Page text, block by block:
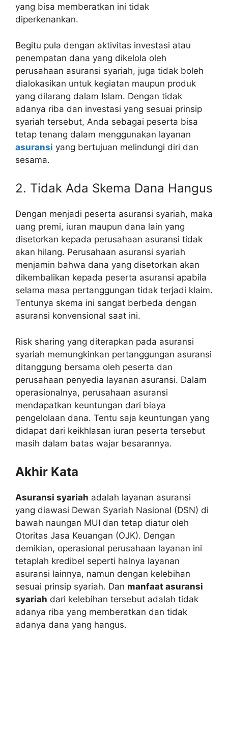
yang bisa memberatkan ini tidak
diperkenankan.
Begitu pula dengan aktivitas investasi atau
penempatan dana yang dikelola oleh
perusahaan asuransi syariah, juga tidak boleh
dialokasikan untuk kegiatan maupun produk
yang dilarang dalam Islam. Dengan tidak
adanya riba dan investasi yang sesuai prinsip
syariah tersebut, Anda sebagai peserta bisa
tetap tenang dalam menggunakan layanan
asuransi yang bertujuan melindungi diri dan
sesama.
2. Tidak Ada Skema Dana Hangus
Dengan menjadi peserta asuransi syariah, maka
uang premi, iuran maupun dana lain yang
disetorkan kepada perusahaan asuransi tidak
akan hilang. Perusahaan asuransi syariah
menjamin bahwa dana yang disetorkan akan
dikembalikan kepada peserta asuransi apabila
selama masa pertanggungan tidak terjadi klaim.
Tentunya skema ini sangat berbeda dengan
asuransi konvensional saat ini.
Risk sharing yang diterapkan pada asuransi
syariah memungkinkan pertanggungan asuransi
ditanggung bersama oleh peserta dan
perusahaan penyedia layanan asuransi. Dalam
operasionalnya, perusahaan asuransi
mendapatkan keuntungan dari biaya
pengelolaan dana. Tentu saja keuntungan yang
didapat dari keikhlasan iuran peserta tersebut
masih dalam batas wajar besarannya.
Akhir Kata
Asuransi syariah adalah layanan asuransi
yang diawasi Dewan Syariah Nasional (DSN) di
bawah naungan MUI dan tetap diatur oleh
Otoritas Jasa Keuangan (OJK). Dengan
demikian, operasional perusahaan layanan ini
tetaplah kredibel seperti halnya layanan
asuransi lainnya, namun dengan kelebihan
sesuai prinsip syariah. Dan manfaat asuransi
syariah dari kelebihan tersebut adalah tidak
adanya riba yang memberatkan dan tidak
adanya dana yang hangus.